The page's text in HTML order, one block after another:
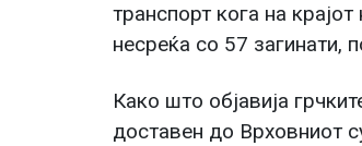
транспорт кога на
несреќа со 57 загинати,
Како што објавија
доставен до Врховниот